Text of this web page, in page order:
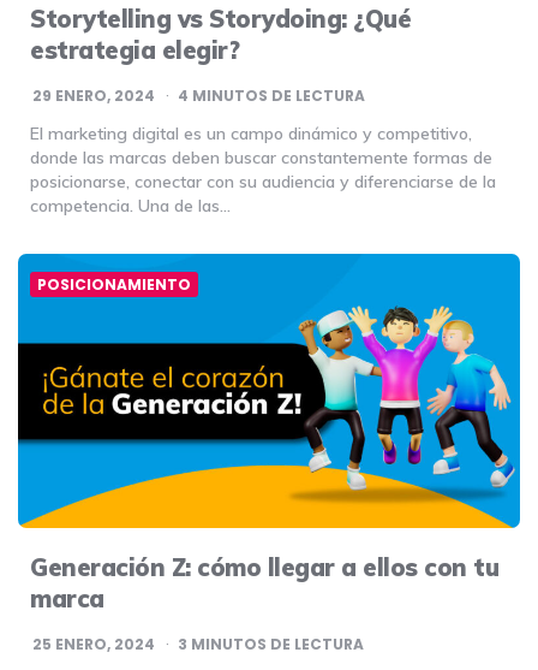
Storytelling vs Storydoing: ¿Qué
estrategia elegir?
29 ENERO, 2024 4 MINUTOS DE LECTURA
El marketing digital es un campo dinámico y competitivo,
donde las marcas deben buscar constantemente formas de
posicionarse, conectar con su audiencia y diferenciarse de la
competencia. Una de las…
POSICIONAMIENTO
Generación Z: cómo llegar a ellos con tu
marca
25 ENERO, 2024 3 MINUTOS DE LECTURA